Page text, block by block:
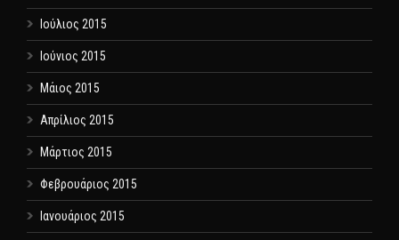
Ιούλιος 2015
Ιούνιος 2015
Μάιος 2015
Απρίλιος 2015
Μάρτιος 2015
Φεβρουάριος 2015
Ιανουάριος 2015